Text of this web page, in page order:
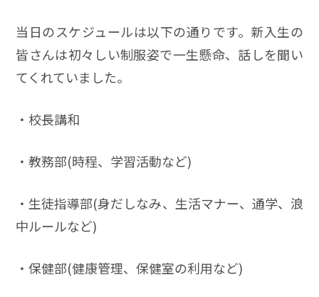
当日のスケジュールは以下の通りです。新入生の
皆さんは初々しい制服姿で一生懸命、話しを聞い
てくれていました。
・校長講和
・教務部(時程、学習活動など)
・生徒指導部(身だしなみ、生活マナー、通学、浪
中ルールなど)
・保健部(健康管理、保健室の利用など)